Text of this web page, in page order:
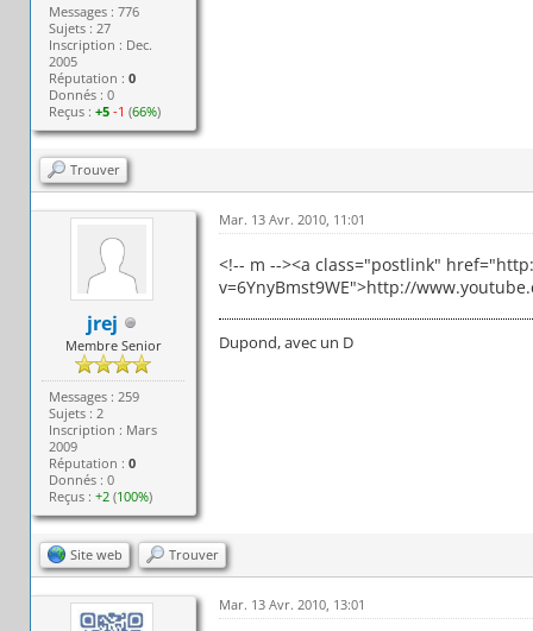
Messages : 776
Sujets : 27
Inscription : Dec.
2005
Réputation :0
Donnés : 0
Reçus :+5 -1 (66%)
Trouver
jrej
Membre Senior
Messages : 259
Sujets : 2
Inscription : Mars
2009
Réputation :0
Donnés : 0
Reçus :+2 (100%)
Mar. 13 Avr. 2010, 11:01
<!-- m --><a class="postlink"
v=6YnyBmst9WE">http://
Dupond, avec un D
Site web Trouver
Mar. 13 Avr. 2010, 13:01